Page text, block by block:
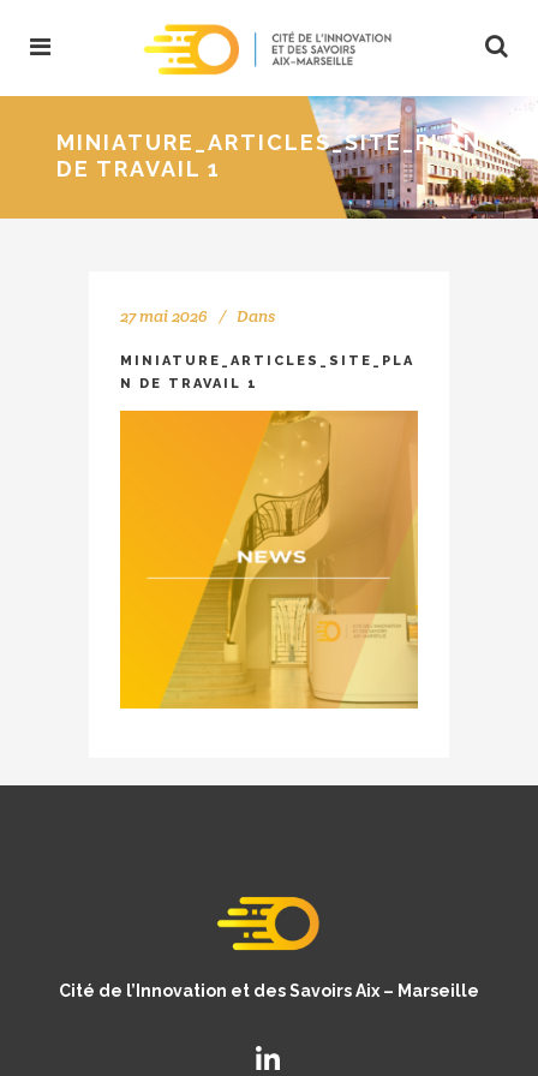
MINIATURE_ARTICLES_SITE_PLAN
DE TRAVAIL 1
27 mai 2026 Dans
MINIATURE_ARTICLES_SITE_PLA
N DE TRAVAIL 1
Cité de l’Innovation et des Savoirs Aix – Marseille